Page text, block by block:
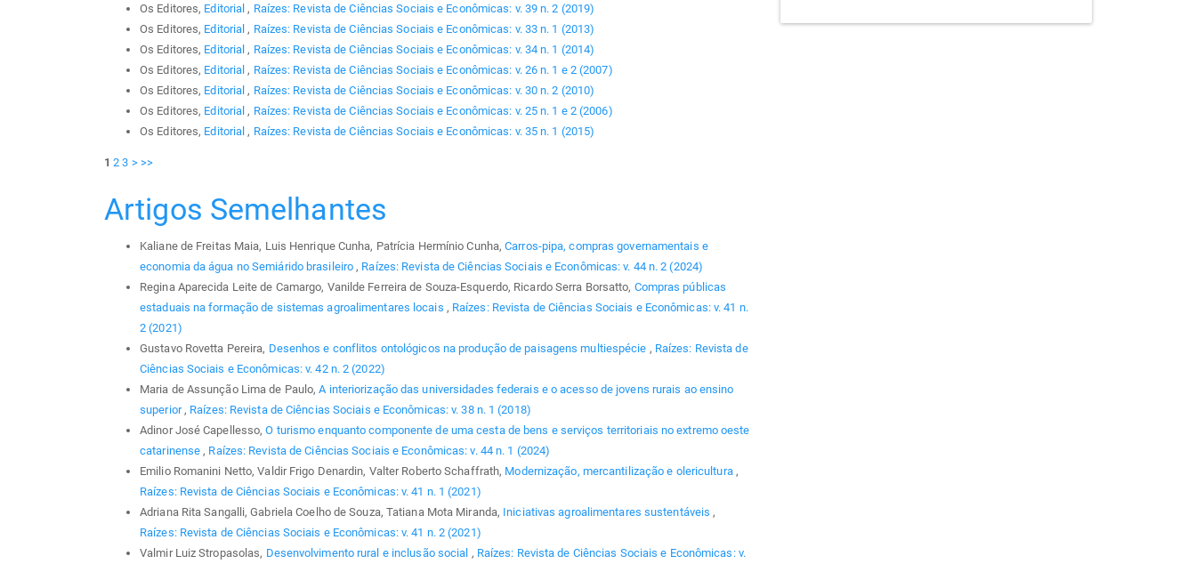
Os Editores, Editorial, Raízes: Revista de Ciências Sociais e Econômicas: v. 39 n. 2 (2019)
Os Editores, Editorial, Raízes: Revista de Ciências Sociais e Econômicas: v. 33 n. 1 (2013)
Os Editores, Editorial, Raízes: Revista de Ciências Sociais e Econômicas: v. 34 n. 1 (2014)
Os Editores, Editorial, Raízes: Revista de Ciências Sociais e Econômicas: v. 26 n. 1 e 2 (2007)
Os Editores, Editorial, Raízes: Revista de Ciências Sociais e Econômicas: v. 30 n. 2 (2010)
Os Editores, Editorial, Raízes: Revista de Ciências Sociais e Econômicas: v. 25 n. 1 e 2 (2006)
Os Editores, Editorial, Raízes: Revista de Ciências Sociais e Econômicas: v. 35 n. 1 (2015)
1 2 3 > >>
Artigos Semelhantes
Kaliane de Freitas Maia, Luis Henrique Cunha, Patrícia Hermínio Cunha,Carros-pipa, compras governamentais e
economia da água no Semiárido brasileiro, Raízes: Revista de Ciências Sociais e Econômicas: v. 44 n. 2 (2024)
Regina Aparecida Leite de Camargo, Vanilde Ferreira de Souza-Esquerdo, Ricardo Serra Borsatto, Compras públicas
estaduais na formação de sistemas agroalimentares locais , Raízes: Revista de Ciências Sociais e Econômicas: v. 41 n.
2 (2021)
Gustavo Rovetta Pereira, Desenhos e conflitos ontológicos na produção de paisagens multiespécie , Raízes: Revista de
Ciências Sociais e Econômicas: v. 42 n. 2 (2022)
Maria de Assunção Lima de Paulo,A interiorização das universidades federais e o acesso de jovens rurais ao ensino
superior, Raízes: Revista de Ciências Sociais e Econômicas: v. 38 n. 1 (2018)
Adinor José Capellesso,O turismo enquanto componente de uma cesta de bens e serviços territoriais no extremo oeste
catarinense, Raízes: Revista de Ciências Sociais e Econômicas: v. 44 n. 1 (2024)
Emilio Romanini Netto, Valdir Frigo Denardin, Valter Roberto Schaffrath, Modernização, mercantilização e olericultura ,
Raízes: Revista de Ciências Sociais e Econômicas: v. 41 n. 1 (2021)
Adriana Rita Sangalli, Gabriela Coelho de Souza, Tatiana Mota Miranda, Iniciativas agroalimentares sustentáveis,
Raízes: Revista de Ciências Sociais e Econômicas: v. 41 n. 2 (2021)
Valmir Luiz Stropasolas, Desenvolvimento rural e inclusão social , Raízes: Revista de Ciências Sociais e Econômicas: v.